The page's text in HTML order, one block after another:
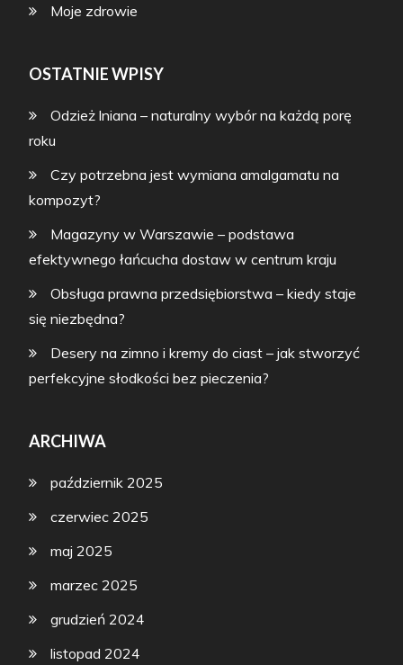
Moje zdrowie
OSTATNIE WPISY
Odzież lniana – naturalny wybór na każdą porę
roku
Czy potrzebna jest wymiana amalgamatu na
kompozyt?
Magazyny w Warszawie – podstawa
efektywnego łańcucha dostaw w centrum kraju
Obsługa prawna przedsiębiorstwa – kiedy staje
się niezbędna?
Desery na zimno i kremy do ciast – jak stworzyć
perfekcyjne słodkości bez pieczenia?
ARCHIWA
październik 2025
czerwiec 2025
maj 2025
marzec 2025
grudzień 2024
listopad 2024